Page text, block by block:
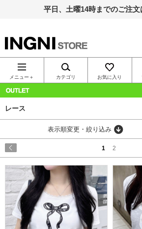
平日、土曜14時までのご注文
INGNI（イン
グ）公式通
販｜INGNI
STORE
メニュー＋ カテゴリ お気に入り
レース
表示順変更・絞り込み
1 2